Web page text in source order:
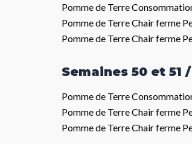
Pomme de Terre
Pomme de Terre Chair ferme
Pomme de Terre Chair ferme
Semaines 50 et 51
Pomme de Terre
Pomme de Terre Chair ferme
Pomme de Terre Chair ferme